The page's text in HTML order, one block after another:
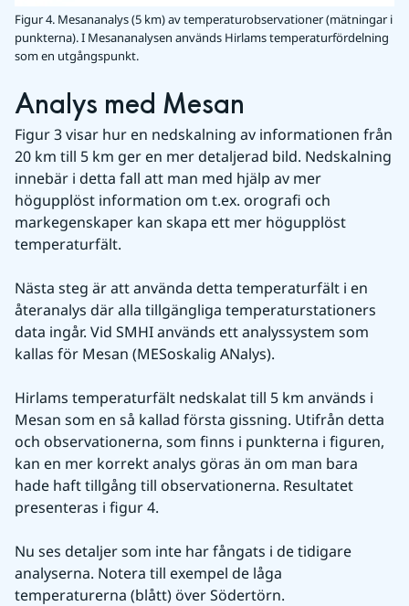
Figur 4. Mesananalys (5 km) av temperaturobservationer (mätningar i
punkterna). I Mesananalysen används Hirlams temperaturfördelning
som en utgångspunkt.
Analys med Mesan
Figur 3 visar hur en nedskalning av informationen från
20 km till 5 km ger en mer detaljerad bild. Nedskalning
innebär i detta fall att man med hjälp av mer
högupplöst information om t.ex. orografi och
markegenskaper kan skapa ett mer högupplöst
temperaturfält.
Nästa steg är att använda detta temperaturfält i en
återanalys där alla tillgängliga temperaturstationers
data ingår. Vid SMHI används ett analyssystem som
kallas för Mesan (MESoskalig ANalys).
Hirlams temperaturfält nedskalat till 5 km används i
Mesan som en så kallad första gissning. Utifrån detta
och observationerna, som finns i punkterna i figuren,
kan en mer korrekt analys göras än om man bara
hade haft tillgång till observationerna. Resultatet
presenteras i figur 4.
Nu ses detaljer som inte har fångats i de tidigare
analyserna. Notera till exempel de låga
temperaturerna (blått) över Södertörn.